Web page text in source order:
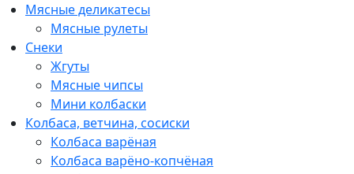
Мясные деликатесы
Мясные рулеты
Снеки
Жгуты
Мясные чипсы
Мини колбаски
Колбаса, ветчина, сосиски
Колбаса варёная
Колбаса варёно-копчёная